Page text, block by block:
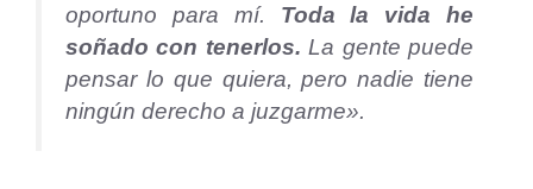
oportuno para mí. Toda la vida he
soñado con tenerlos. La gente puede
pensar lo que quiera, pero nadie tiene
ningún derecho a juzgarme».